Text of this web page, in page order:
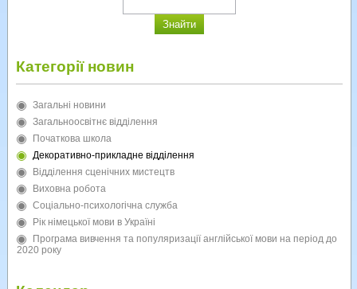
Категорії новин
Загальні новини
Загальноосвітнє відділення
Початкова школа
Декоративно-прикладне відділення
Відділення сценічних мистецтв
Виховна робота
Соціально-психологічна служба
Рік німецької мови в Україні
Програма вивчення та популяризації англійської мови на період до
2020 року